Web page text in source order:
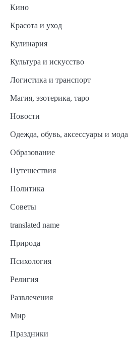
Кино
Красота и уход
Кулинария
Культура и искусство
Логистика и транспорт
Магия, эзотерика, таро
Новости
Одежда, обувь, аксессуары и мода
Образование
Путешествия
Политика
Советы
translated name
Природа
Психология
Религия
Развлечения
Мир
Праздники